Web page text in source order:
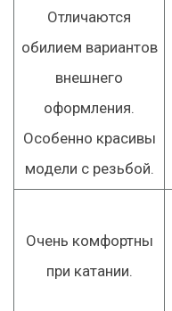
Отличаются
обилием вариантов
внешнего
оформления.
Особенно красивы
модели с резьбой.
Очень комфортны
при катании.